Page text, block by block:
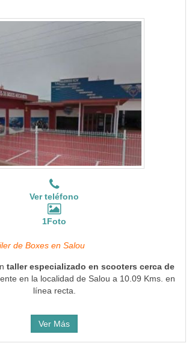
Ver teléfono
1Foto
de Boxes en Salou
taller especializado en scooters cerca de
en la localidad de Salou a 10.09 Kms. en
línea recta.
Ver Más